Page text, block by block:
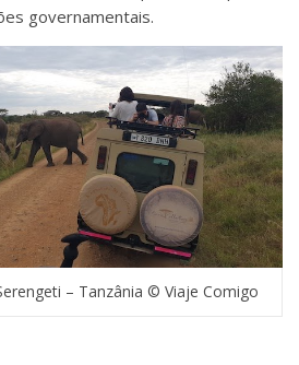
governamentais.
– Tanzânia © Viaje Comigo